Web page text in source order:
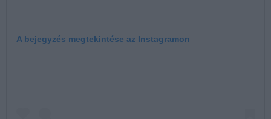
A bejegyzés megtekintése az Instagramon